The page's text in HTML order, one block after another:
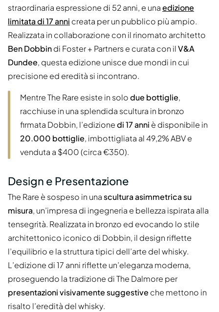
straordinaria espressione di 52 anni, e unaedizione
limitata di 17 anni creata per un pubblico più ampio.
Realizzata in collaborazione con il rinomato architetto
Ben Dobbindi Foster + Partners e curata con ilV&A
Dundee, questa edizione unisce due mondi in cui
precisione ed eredità si incontrano.
Mentre The Rare esiste in solodue bottiglie,
racchiuse in una splendida scultura in bronzo
firmata Dobbin, l’edizionedi 17 anni è disponibile in
20.000 bottiglie, imbottigliata al 49,2% ABV e
venduta a $400 (circa €350).
Design e Presentazione
The Rare è sospeso in unascultura asimmetrica su
misura, un’impresa di ingegneria e bellezza ispirata alla
tensegrità. Realizzata in bronzo ed evocando lo stile
architettonico iconico di Dobbin, il design riflette
l’equilibrio e la struttura tipici dell’arte del whisky.
L’edizione di 17 anni riflette un’eleganza moderna,
proseguendo la tradizione di The Dalmore per
presentazioni visivamente suggestive che mettono in
risalto l’eredità del whisky.